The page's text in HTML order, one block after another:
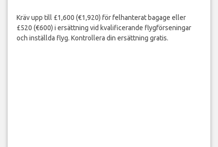
Kräv upp till £1,600 (€1,920) för felhanterat bagage eller
£520 (€600) i ersättning vid kvalificerande flygförseningar
och inställda flyg. Kontrollera din ersättning gratis.